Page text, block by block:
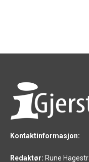
Kontaktinformasjon:
Redaktør: Rune